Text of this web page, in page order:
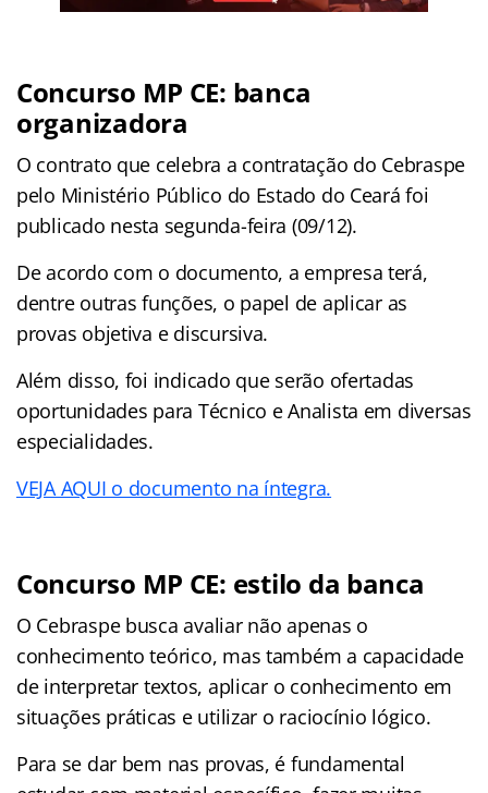
Concurso MP CE: banca
organizadora
O contrato que celebra a contratação do Cebraspe
pelo Ministério Público do Estado do Ceará foi
publicado nesta segunda-feira (09/12).
De acordo com o documento, a empresa terá,
dentre outras funções, o papel de aplicar as
provas objetiva e discursiva.
Além disso, foi indicado que serão ofertadas
oportunidades para Técnico e Analista em diversas
especialidades.
VEJA AQUI o documento na íntegra.
Concurso MP CE: estilo da banca
O Cebraspe busca avaliar não apenas o
conhecimento teórico, mas também a capacidade
de interpretar textos, aplicar o conhecimento em
situações práticas e utilizar o raciocínio lógico.
Para se dar bem nas provas, é fundamental